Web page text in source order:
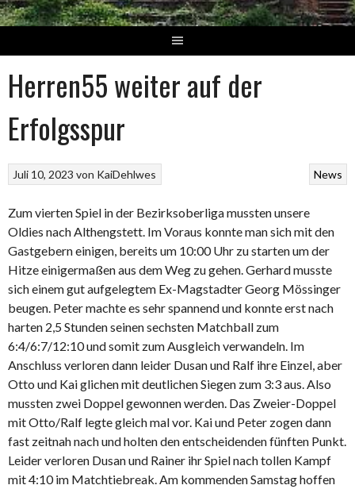
Herren55 weiter auf der
Erfolgsspur
News
Juli 10, 2023 von KaiDehlwes
Zum vierten Spiel in der Bezirksoberliga mussten unsere
Oldies nach Althengstett. Im Voraus konnte man sich mit den
Gastgebern einigen, bereits um 10:00 Uhr zu starten um der
Hitze einigermaßen aus dem Weg zu gehen. Gerhard musste
sich einem gut aufgelegtem Ex-Magstadter Georg Mössinger
beugen. Peter machte es sehr spannend und konnte erst nach
harten 2,5 Stunden seinen sechsten Matchball zum
6:4/6:7/12:10 und somit zum Ausgleich verwandeln. Im
Anschluss verloren dann leider Dusan und Ralf ihre Einzel, aber
Otto und Kai glichen mit deutlichen Siegen zum 3:3 aus. Also
mussten zwei Doppel gewonnen werden. Das Zweier-Doppel
mit Otto/Ralf legte gleich mal vor. Kai und Peter zogen dann
fast zeitnah nach und holten den entscheidenden fünften Punkt.
Leider verloren Dusan und Rainer ihr Spiel nach tollen Kampf
mit 4:10 im Matchtiebreak. Am kommenden Samstag hoffen